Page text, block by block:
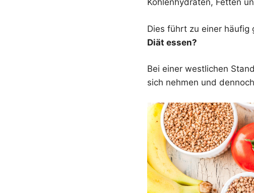
Kohlenhydraten, Fetten
Dies führt zu einer häufig
Diät essen?
Bei einer westlichen
sich nehmen und